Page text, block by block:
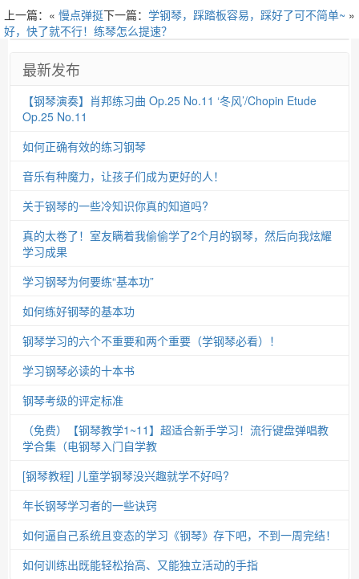
下一篇： 学钢琴，踩踏板容易，踩好了可不简单~ »
上一篇：« 慢点弹挺
好，快了就不行！练琴怎么提速？
最新发布
【钢琴演奏】肖邦练习曲 Op.25 No.11 ‘冬风’/Chopin Etude
Op.25 No.11
如何正确有效的练习钢琴
音乐有种魔力，让孩子们成为更好的人！
关于钢琴的一些冷知识你真的知道吗?
真的太卷了！室友瞒着我偷偷学了2个月的钢琴，然后向我炫耀
学习成果
学习钢琴为何要练“基本功”
如何练好钢琴的基本功
钢琴学习的六个不重要和两个重要（学钢琴必看）！
学习钢琴必读的十本书
钢琴考级的评定标准
（免费）【钢琴教学1~11】超适合新手学习！流行键盘弹唱教
学合集（电钢琴入门自学教
[钢琴教程] 儿童学钢琴没兴趣就学不好吗?
年长钢琴学习者的一些诀窍
如何逼自己系统且变态的学习《钢琴》存下吧，不到一周完结！
如何训练出既能轻松抬高、又能独立活动的手指